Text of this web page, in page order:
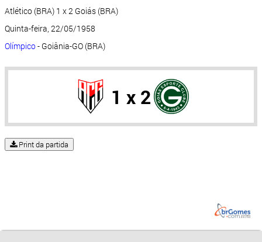
Atlético (BRA) 1 x 2 Goiás (BRA)
Quinta-feira, 22/05/1958
Olímpico- Goiânia-GO (BRA)
1 x 2
Print da partida